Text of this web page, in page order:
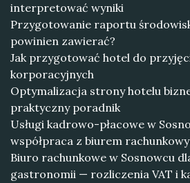
interpretować wyniki
Przygotowanie raportu
powinien zawierać?
Jak przygotować hotel do
korporacyjnych
Optymalizacja strony hotelu
praktyczny poradnik
Usługi kadrowo-płacowe w
współpraca z biurem
Biuro rachunkowe w Sosnowcu
gastronomii — rozliczenia VAT i